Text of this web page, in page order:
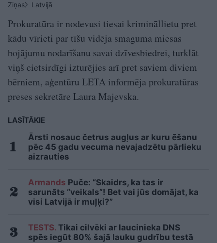
Ziņas
Latvijā
Prokuratūra ir nodevusi tiesai krimināllietu pret
kādu vīrieti par tīšu vidēja smaguma miesas
bojājumu nodarīšanu savai dzīvesbiedrei, turklāt
viņš cietsirdīgi izturējies arī pret saviem diviem
bērniem, aģentūru LETA informēja prokuratūras
preses sekretāre Laura Majevska.
LASĪTĀKIE
Ārsti nosauc četrus augļus ar kuru ēšanu
pēc 45 gadu vecuma nevajadzētu pārlieku
aizrauties
Armands Puče: “Skaidrs, ka tas ir
sarunāts “veikals”! Bet vai jūs domājat, ka
visi Latvijā ir muļķi?”
TESTS. Tikai cilvēki ar laucinieka DNS
spēs iegūt 80% šajā lauku gudrību testā